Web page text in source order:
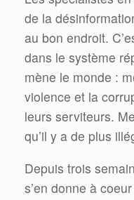
de la
au bon endroit.
dans le système
mène le monde :
violence et la
leurs serviteurs.
qu’il y a de plus
Depuis trois
s’en donne à